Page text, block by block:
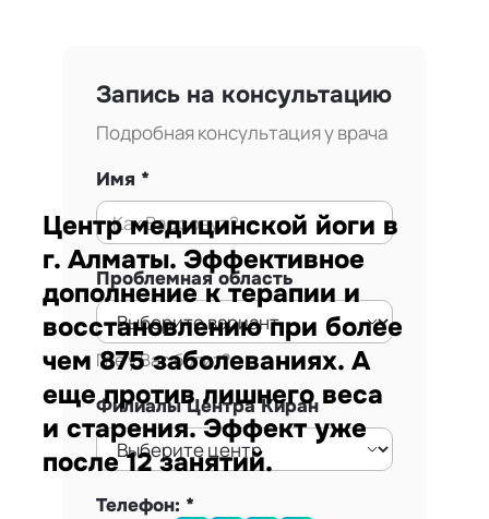
Запись на консультацию
Подробная консультация у врача
Имя
Проблемная область
Где у Вас болит?
Филиалы Центра Киран
Телефон:
Центр медицинской йоги в
г. Алматы. Эффективное
дополнение к терапии и
восстановлению при более
чем 875 заболеваниях. А
еще против лишнего веса
и старения. Эффект уже
после 12 занятий.